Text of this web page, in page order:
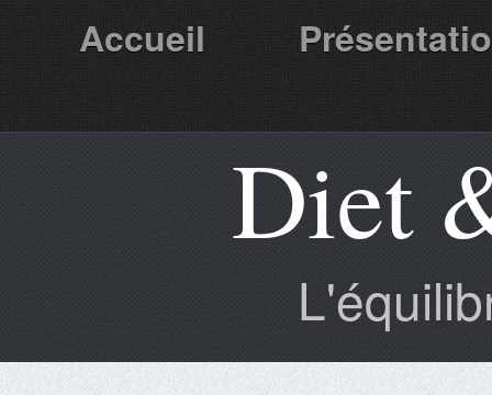
Accueil
Partenaires Diet